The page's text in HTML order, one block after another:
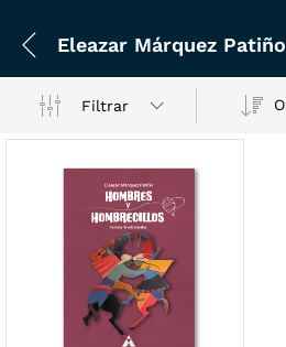
Eleazar Márquez Patiño
Filtrar